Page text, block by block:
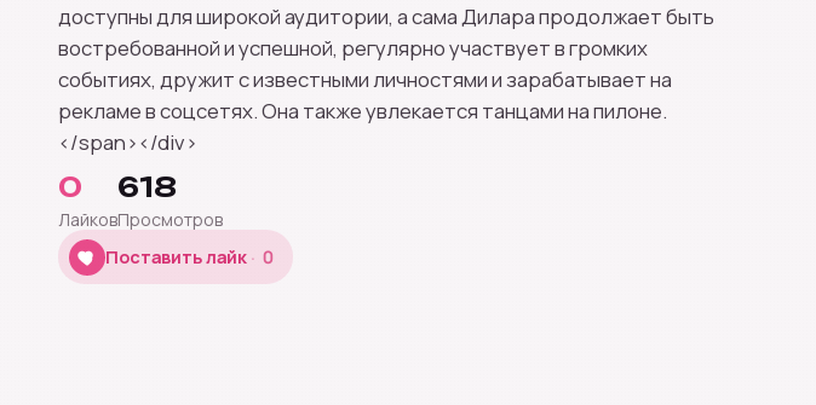
доступны для широкой аудитории, а сама Дилара продолжает быть
востребованной и успешной, регулярно участвует в громких
событиях, дружит с известными личностями и зарабатывает на
рекламе в соцсетях. Она также увлекается танцами на пилоне.
</span></div>
0
Лайков
618
Просмотров
Поставить лайк
0
0